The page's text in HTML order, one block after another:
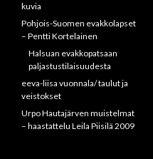
kuvia
Pohjois-Suomen evakkolapset
– Pentti Kortelainen
Halsuan evakkopatsaan
paljastustilaisuudesta
eeva-liisa vuonnala/ taulut ja
veistokset
Urpo Hautajärven muistelmat
– haastattelu Leila Piisilä 2009